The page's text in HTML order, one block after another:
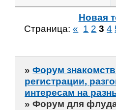
Новая
Страница:« 1 2 3 4
»Форум
регистрации,
интересам на
»Форум для